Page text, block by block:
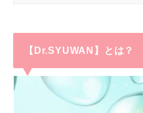
【Dr.SYUWAN】とは？